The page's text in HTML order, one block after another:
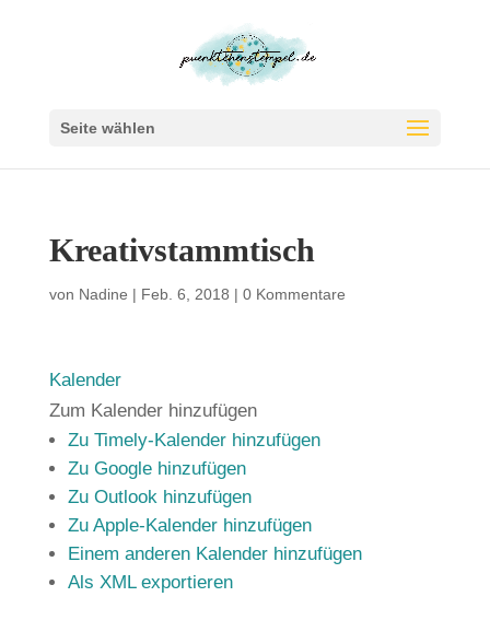
Seite wählen
Kreativstammtisch
von Nadine | Feb. 6, 2018 | 0 Kommentare
Kalender
Zum Kalender hinzufügen
Zu Timely-Kalender hinzufügen
Zu Google hinzufügen
Zu Outlook hinzufügen
Zu Apple-Kalender hinzufügen
Einem anderen Kalender hinzufügen
Als XML exportieren